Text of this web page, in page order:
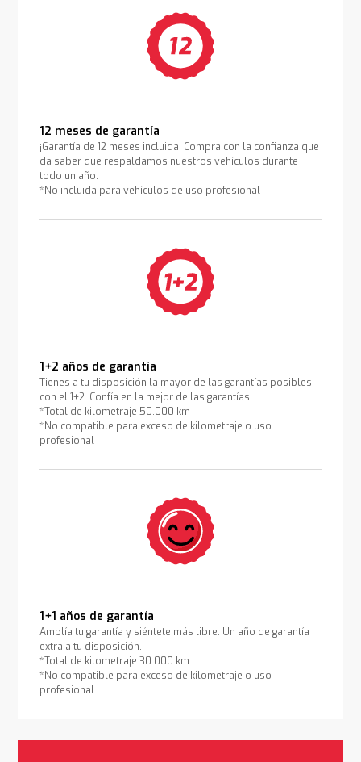
12 meses de garantía
¡Garantía de 12 meses incluida! Compra con la confianza que
da saber que respaldamos nuestros vehículos durante
todo un año.
*No incluida para vehículos de uso profesional
1+2 años de garantía
Tienes a tu disposición la mayor de las garantías posibles
con el 1+2. Confía en la mejor de las garantías.
*Total de kilometraje 50.000 km
*No compatible para exceso de kilometraje o uso
profesional
1+1 años de garantía
Amplía tu garantía y siéntete más libre. Un año de garantía
extra a tu disposición.
*Total de kilometraje 30.000 km
*No compatible para exceso de kilometraje o uso
profesional